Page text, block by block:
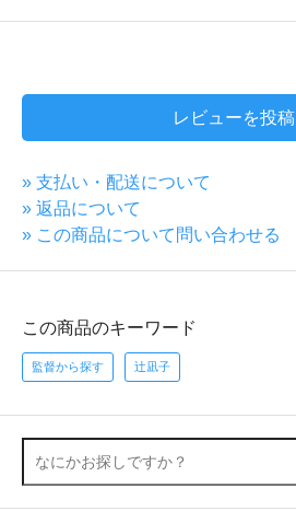
レビューを投稿
» 支払い・配送について
» 返品について
» この商品について問い合わせる
この商品のキーワード
監督から探す 辻凪子